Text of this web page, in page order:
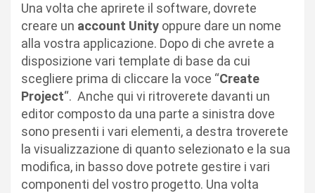
Una volta che aprirete il software, dovrete
creare un account Unity oppure dare un nome
alla vostra applicazione. Dopo di che avrete a
disposizione vari template di base da cui
scegliere prima di cliccare la voce “Create
Project“. Anche qui vi ritroverete davanti un
editor composto da una parte a sinistra dove
sono presenti i vari elementi, a destra troverete
la visualizzazione di quanto selezionato e la sua
modifica, in basso dove potrete gestire i vari
componenti del vostro progetto. Una volta